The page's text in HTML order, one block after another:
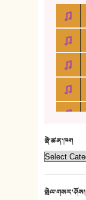
སྡེ་ཚན་ཁག
སྤེལ་གསར་ཤོས།